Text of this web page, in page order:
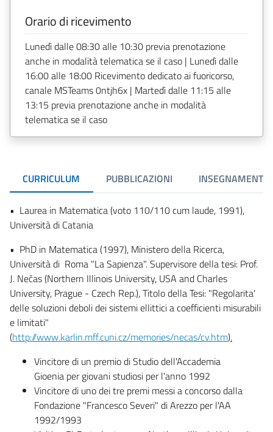
Orario di ricevimento
Lunedì dalle 08:30 alle 10:30 previa prenotazione
anche in modalità telematica se il caso | Lunedì dalle
16:00 alle 18:00 Ricevimento dedicato ai fuoricorso,
canale MSTeams 0ntjh6x | Martedì dalle 11:15 alle
13:15 previa prenotazione anche in modalità
telematica se il caso
CURRICULUM PUBBLICAZIONI INSEGNAMENTI
• Laurea in Matematica (voto 110/110 cum laude, 1991),
Università di Catania
• PhD in Matematica (1997), Ministero della Ricerca,
Università di Roma "La Sapienza". Supervisore della tesi: Prof.
J. Nečas (Northern Illinois University, USA and Charles
University, Prague - Czech Rep.), Titolo della Tesi: "Regolarita'
delle soluzioni deboli dei sistemi ellittici a coefficienti misurabili
e limitati"
(http://www.karlin.mff.cuni.cz/memories/necas/cv.htm).
Vincitore di un premio di Studio dell'Accademia
Gioenia per giovani studiosi per l'anno 1992
Vincitore di uno dei tre premi messi a concorso dalla
Fondazione "Francesco Severi" di Arezzo per l'AA
1992/1993